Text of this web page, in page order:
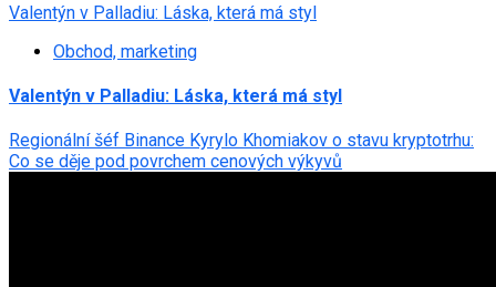
Valentýn v Palladiu: Láska, která má styl
Obchod, marketing
Valentýn v Palladiu: Láska, která má styl
Regionální šéf Binance Kyrylo Khomiakov o stavu kryptotrhu:
Co se děje pod povrchem cenových výkyvů